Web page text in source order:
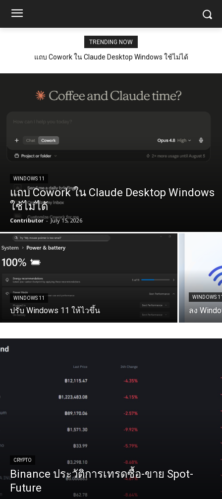
TRENDING NOW
แถบ Cowork ใน Claude Desktop Windows ใช้ไม่ได้
WINDOWS 11
แถบ Cowork ใน Claude Desktop Windows
ใช้ไม่ได้
Contributor - July 15, 2026
WINDOWS 11
ปรับ Windows 11 ให้ไวขึ้น
WINDOWS
ลง
CRYPTO
Binance ประวัติการเทรดซื้อ-ขาย Spot-
Future